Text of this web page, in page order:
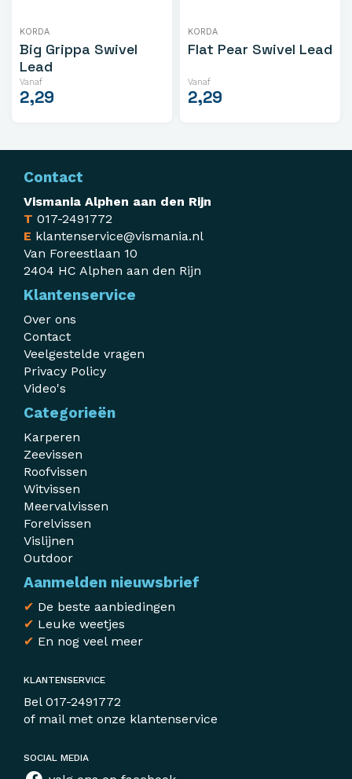
KORDA
Big Grippa Swivel
Lead
Vanaf
2,29
KORDA
Flat Pear Swivel Lead
Vanaf
2,29
Contact
Vismania Alphen aan den Rijn
T 017-2491772
E klantenservice@vismania.nl
Van Foreestlaan 10
2404 HC Alphen aan den Rijn
Klantenservice
Over ons
Contact
Veelgestelde vragen
Privacy Policy
Video's
Categorieën
Karperen
Zeevissen
Roofvissen
Witvissen
Meervalvissen
Forelvissen
Vislijnen
Outdoor
Aanmelden nieuwsbrief
✔ De beste aanbiedingen
✔ Leuke weetjes
✔ En nog veel meer
KLANTENSERVICE
Bel 017-2491772
of mail met onze klantenservice
SOCIAL MEDIA